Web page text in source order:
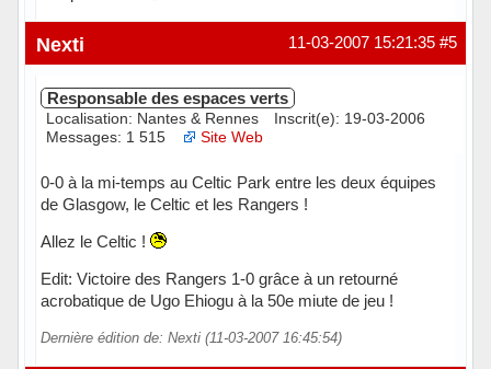
Hors ligne #5
11-03-2007 15:21:35
Nexti
Responsable des espaces verts
Localisation: Nantes & Rennes
Inscrit(e): 19-03-2006
Messages: 1 515
Site Web
0-0 à la mi-temps au Celtic Park entre les deux équipes
de Glasgow, le Celtic et les Rangers !
Allez le Celtic !
Edit: Victoire des Rangers 1-0 grâce à un retourné
acrobatique de Ugo Ehiogu à la 50e miute de jeu !
Dernière édition de: Nexti (11-03-2007 16:45:54)